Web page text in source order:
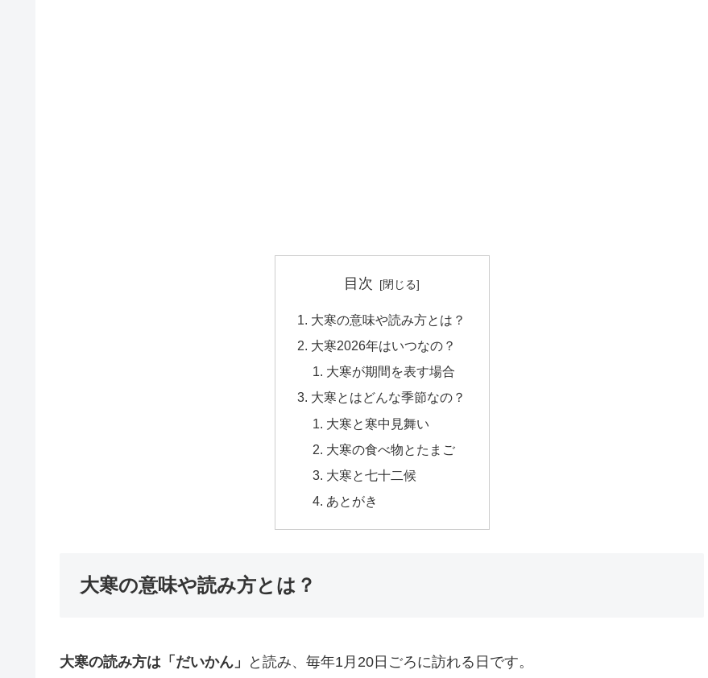
目次
大寒の意味や読み方とは？
大寒2026年はいつなの？
大寒が期間を表す場合
大寒とはどんな季節なの？
大寒と寒中見舞い
大寒の食べ物とたまご
大寒と七十二候
あとがき
大寒の意味や読み方とは？
大寒の読み方は「だいかん」 と読み、毎年1月20日ごろに訪れる日です。